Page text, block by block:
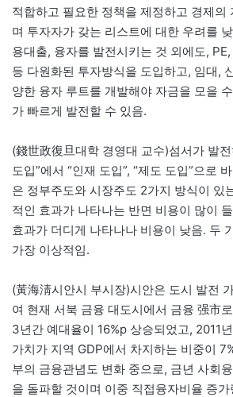
적합하고 필요한 정책을 제정하고 경제의
며 투자자가 갖는 리스트에 대한 우려를
용대출, 융자를 발전시키는 것 외에도,
등 다원화된 투자방식을 도입하고, 임대,
양한 융자 루트를 개발해야 자금을 모을
가 빠르게 발전할 수 있음.
(錢世政復旦대학 경영대 교수)섬서가 발
도입”에서 “인재 도입”, “제도 도입”으로
은 정부주도와 시장주도 2가지 방식이 있
적인 효과가 나타나는 반면 비용이 많이
효과가 더디게 나타나나 비용이 낮음. 두
가장 이상적임.
(黃海淸시안시 부시장)시안은 도시 발전
여 현재 서북 금융 대도시에서 금융 强市
3년간 예대율이 16%p 상승되었고, 2011
가치가 지역 GDP에서 차지하는 비중이
부의 금융관념도 변화 중으로, 금년 사회
을 돌파할 것이며 이중 직접융자비율 증